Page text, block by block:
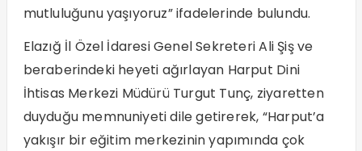
mutluluğunu yaşıyoruz” ifadelerinde bulundu.
Elazığ İl Özel İdaresi Genel Sekreteri Ali Şiş ve
beraberindeki heyeti ağırlayan Harput Dini
İhtisas Merkezi Müdürü Turgut Tunç, ziyaretten
duyduğu memnuniyeti dile getirerek, “Harput’a
yakışır bir eğitim merkezinin yapımında çok